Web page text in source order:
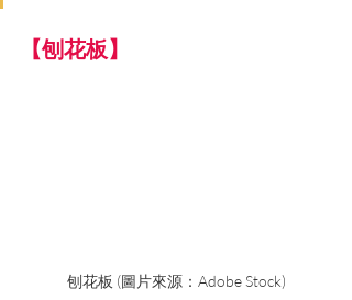
【刨花板】
刨花板 (圖片來源：Adobe Stock)